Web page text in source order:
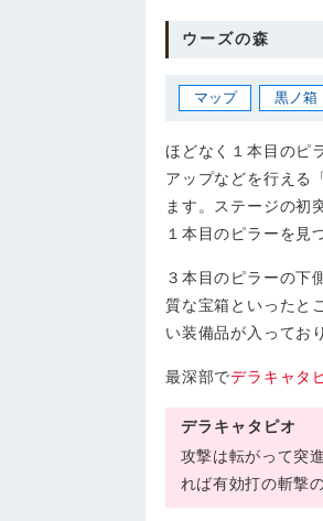
ウーズの森
マップ 黒ノ箱
ほどなく１本目のピ
アップなどを行える
ます。ステージの初
１本目のピラーを見
３本目のピラーの下
質な宝箱といったと
い装備品が入ってお
最深部でデラキャタ
デラキャタピオ
攻撃は転がって突
れば有効打の斬撃